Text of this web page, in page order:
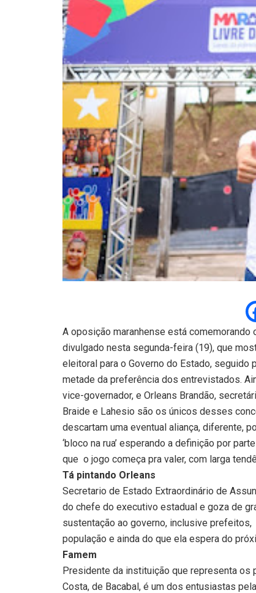
A oposição maranhense está
divulgado nesta segunda-feira (19), que
eleitoral para o Governo do Estado, seguido
metade da preferência dos entrevistados.
vice-governador, e Orleans Brandão,
Braide e Lahesio são os únicos desses
descartam uma eventual aliança, diferente,
‘bloco na rua’ esperando a definição por
que o jogo começa pra valer, com larga
Tá pintando Orleans
Secretario de Estado Extraordinário de
do chefe do executivo estadual e goza de
sustentação ao governo, inclusive
população e ainda do que ela espera do
Famem
Presidente da instituição que representa
Costa, de Bacabal, é um dos entusiastas